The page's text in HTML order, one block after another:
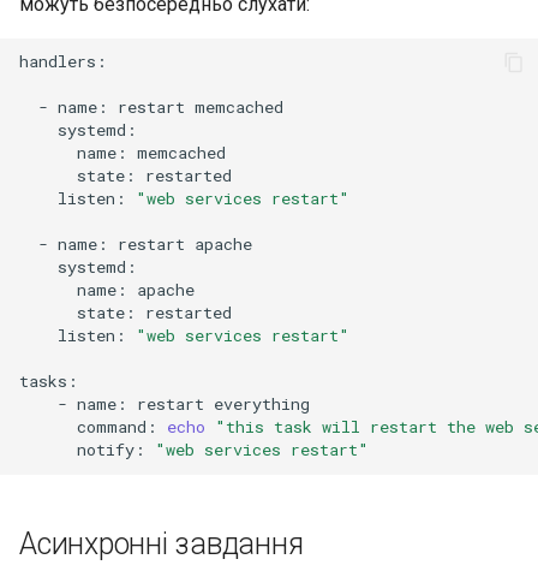
handlers:
- name: restart
name:
state:
listen:
"web services restart"
- name: restart
name:
state:
listen:
"web services restart"
- name: restart
command:
echo
"this task will restart the web
notify:
"web services restart"
Асинхронні завдання